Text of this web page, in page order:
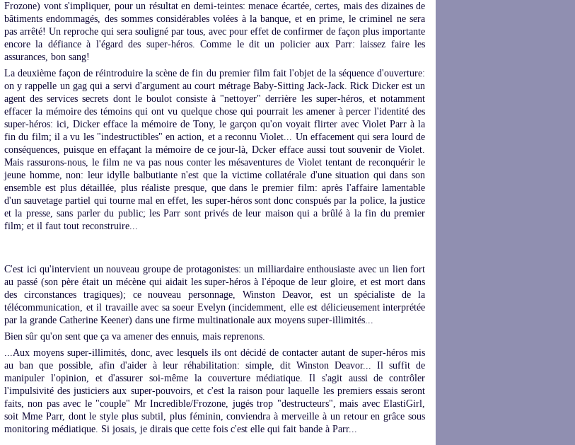
Frozone) vont s'impliquer, pour un résultat en demi-teintes: menace écartée, certes, mais des dizaines de
bâtiments endommagés, des sommes considérables volées à la banque, et en prime, le criminel ne sera
pas arrêté! Un reproche qui sera souligné par tous, avec pour effet de confirmer de façon plus importante
encore la défiance à l'égard des super-héros. Comme le dit un policier aux Parr: laissez faire les
assurances, bon sang!
La deuxième façon de réintroduire la scène de fin du premier film fait l'objet de la séquence d'ouverture:
on y rappelle un gag qui a servi d'argument au court métrage Baby-Sitting Jack-Jack. Rick Dicker est un
agent des services secrets dont le boulot consiste à "nettoyer" derrière les super-héros, et notamment
effacer la mémoire des témoins qui ont vu quelque chose qui pourrait les amener à percer l'identité des
super-héros: ici, Dicker efface la mémoire de Tony, le garçon qu'on voyait flirter avec Violet Parr à la
fin du film; il a vu les "indestructibles" en action, et a reconnu Violet... Un effacement qui sera lourd de
conséquences, puisque en effaçant la mémoire de ce jour-là, Dcker efface aussi tout souvenir de Violet.
Mais rassurons-nous, le film ne va pas nous conter les mésaventures de Violet tentant de reconquérir le
jeune homme, non: leur idylle balbutiante n'est que la victime collatérale d'une situation qui dans son
ensemble est plus détaillée, plus réaliste presque, que dans le premier film: après l'affaire lamentable
d'un sauvetage partiel qui tourne mal en effet, les super-héros sont donc conspués par la police, la justice
et la presse, sans parler du public; les Parr sont privés de leur maison qui a brûlé à la fin du premier
film; et il faut tout reconstruire...
C'est ici qu'intervient un nouveau groupe de protagonistes: un milliardaire enthousiaste avec un lien fort
au passé (son père était un mécène qui aidait les super-héros à l'époque de leur gloire, et est mort dans
des circonstances tragiques); ce nouveau personnage, Winston Deavor, est un spécialiste de la
télécommunication, et il travaille avec sa soeur Evelyn (incidemment, elle est délicieusement interprétée
par la grande Catherine Keener) dans une firme multinationale aux moyens super-illimités...
Bien sûr qu'on sent que ça va amener des ennuis, mais reprenons.
...Aux moyens super-illimités, donc, avec lesquels ils ont décidé de contacter autant de super-héros mis
au ban que possible, afin d'aider à leur réhabilitation: simple, dit Winston Deavor... Il suffit de
manipuler l'opinion, et d'assurer soi-même la couverture médiatique. Il s'agit aussi de contrôler
l'impulsivité des justiciers aux super-pouvoirs, et c'est la raison pour laquelle les premiers essais seront
faits, non pas avec le "couple" Mr Incredible/Frozone, jugés trop "destructeurs", mais avec ElastiGirl,
soit Mme Parr, dont le style plus subtil, plus féminin, conviendra à merveille à un retour en grâce sous
monitoring médiatique. Si josais, je dirais que cette fois c'est elle qui fait bande à Parr...